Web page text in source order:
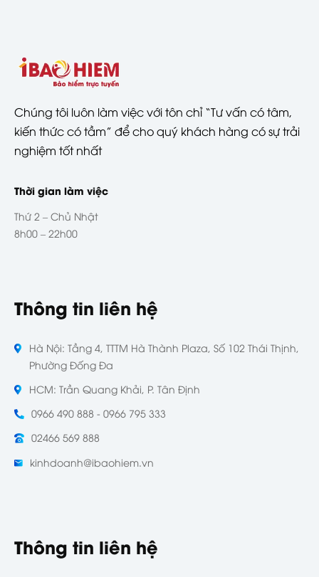
Chúng tôi luôn làm việc với tôn chỉ “Tư vấn có tâm,
kiến thức có tầm” để cho quý khách hàng có sự trải
nghiệm tốt nhất
Thời gian làm việc
Thứ 2 – Chủ Nhật
8h00 – 22h00
Thông tin liên hệ
Hà Nội: Tầng 4, TTTM Hà Thành Plaza, Số 102 Thái Thịnh,
Phường Đống Đa
HCM: Trần Quang Khải, P. Tân Định
0966 490 888 - 0966 795 333
02466 569 888
kinhdoanh@ibaohiem.vn
Thông tin liên hệ